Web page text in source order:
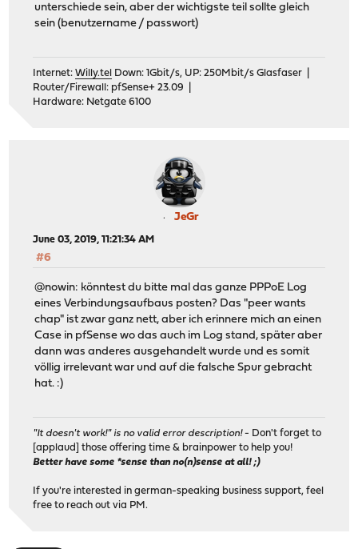
unterschiede sein, aber der wichtigste teil sollte gleich
sein (benutzername / passwort)
Internet:Willy.tel
Down: 1Gbit/s, UP: 250Mbit/s Glasfaser |
Router/Firewall: pfSense+ 23.09 |
Hardware: Netgate 6100
JeGr
June 03, 2019, 11:21:34 AM
#6
@nowin: könntest du bitte mal das ganze PPPoE Log
eines Verbindungsaufbaus posten? Das "peer wants
chap" ist zwar ganz nett, aber ich erinnere mich an einen
Case in pfSense wo das auch im Log stand, später aber
dann was anderes ausgehandelt wurde und es somit
völlig irrelevant war und auf die falsche Spur gebracht
hat. :)
"It doesn't work!" is no valid error description!- Don't forget to
[applaud] those offering time & brainpower to help you!
Better have some *sense than no(n)sense at all! ;)
If you're interested in german-speaking business support, feel
free to reach out via PM.